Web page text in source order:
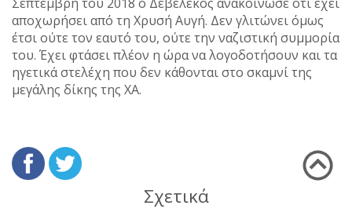
αποχωρήσει από τη Χρυσή Αυγή. Δεν γλιτώνει όμως
έτσι ούτε τον εαυτό του, ούτε την ναζιστική συμμορία
του. Έχει φτάσει πλέον η ώρα να λογοδοτήσουν και τα
ηγετικά στελέχη που δεν κάθονται στο σκαμνί της
μεγάλης δίκης της ΧΑ.
Σχετικά